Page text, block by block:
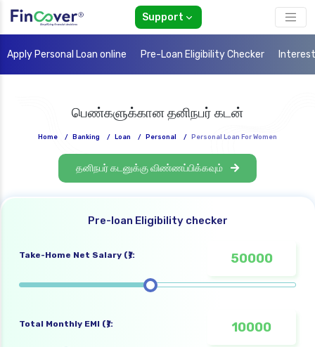
Support
Apply Personal Loan online Pre-Loan Eligibility Checker
பெண்களுக்கான தனிநபர் கடன்
Home / Banking / Loan / Personal / Personal Loan For Women
தனிநபர் கடனுக்கு விண்ணப்பிக்கவும்
Pre-loan Eligibility checker
Take-Home Net Salary (₹):
Total Monthly EMI (₹):